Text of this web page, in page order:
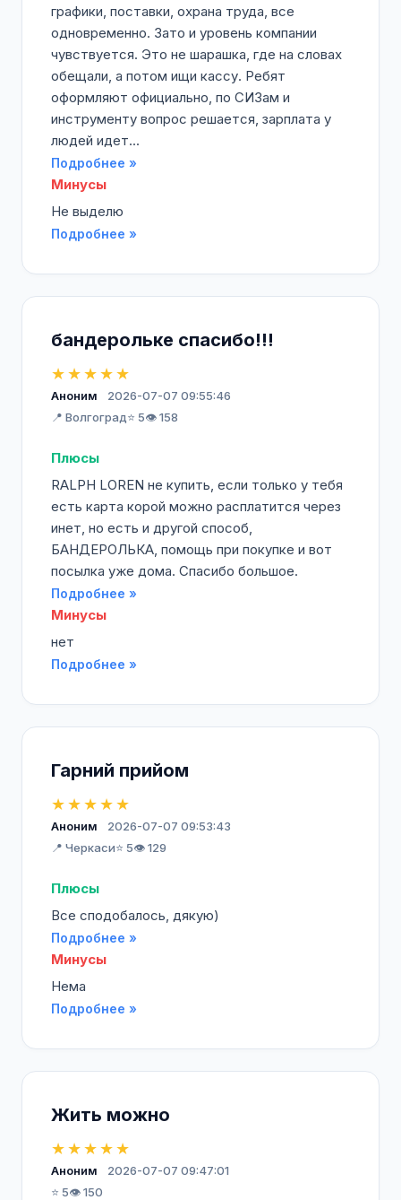
графики, поставки, охрана труда, все
одновременно. Зато и уровень компании
чувствуется. Это не шарашка, где на словах
обещали, а потом ищи кассу. Ребят
оформляют официально, по СИЗам и
инструменту вопрос решается, зарплата у
людей идет...
Подробнее »
Минусы
Не выделю
Подробнее »
бандерольке спасибо!!!
★★★★★
Аноним
2026-07-07 09:55:46
📍 Волгоград⭐ 5👁️ 158
Плюсы
RALPH LOREN не купить, если только у тебя
есть карта корой можно расплатится через
инет, но есть и другой способ,
БАНДЕРОЛЬКА, помощь при покупке и вот
посылка уже дома. Спасибо большое.
Подробнее »
Минусы
нет
Подробнее »
Гарний прийом
★★★★★
Аноним
2026-07-07 09:53:43
📍 Черкаси⭐ 5👁️ 129
Плюсы
Все сподобалось, дякую)
Подробнее »
Минусы
Нема
Подробнее »
Жить можно
★★★★★
Аноним
2026-07-07 09:47:01
⭐ 5👁️ 150